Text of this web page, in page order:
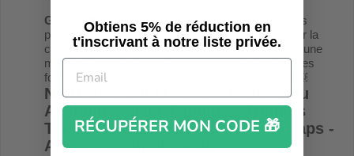
Ginkgo Biloba
: Plante médicinale utilisée pour ses
propriétés antioxydantes et sa capacité à améliorer la
circulation sanguine. Le Ginkgo Biloba contribue à une
meilleure oxygénation des tissus, soutenant ainsi les
fonctions cognitives et la performance physique. ￼
Notre avis sur la consommation du
Anabolic Power Tribulus - Tribulus
Terrestris et Maca Péruvien - 90 caps -
American Supplement:
Obtiens 5% de réduction en
t'inscrivant à notre liste privée.
RÉCUPÉRER MON CODE 🎁